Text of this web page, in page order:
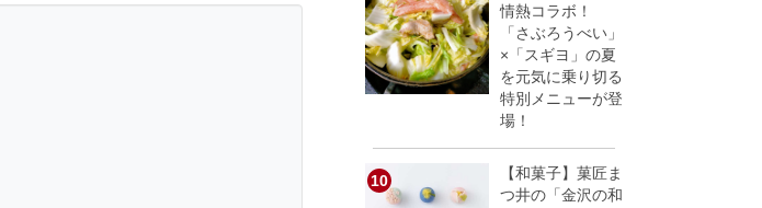
情熱コラボ！
「さぶろうべい」
×「スギヨ」の夏
を元気に乗り切る
特別メニューが登
場！
【和菓子】菓匠ま
つ井の「金沢の和